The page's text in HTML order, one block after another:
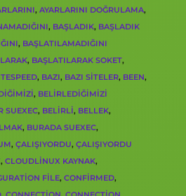
, AYARLARINI DOĞRULAMA,
, BAŞLADIK, BAŞLADIK
, BAŞLATILAMADIĞINI
, BAŞLATILARAK SOKET,
, BAZI, BAZI SITELER, BEEN,
, BELIRLEDIĞIMIZI
SUEXEC, BELIRLI, BELLEK,
, BURADA SUEXEC,
, ÇALIŞIYORDU, ÇALIŞIYORDU
, CLOUDLINUX KAYNAK,
FILE, CONFIRMED,